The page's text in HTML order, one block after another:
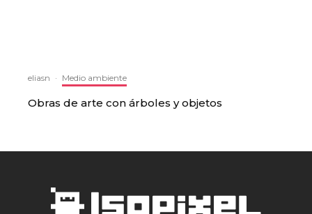
eliasn · Medio ambiente
Obras de arte con árboles y objetos